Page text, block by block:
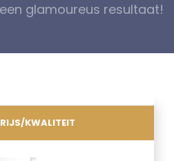
glamoureus resultaat!
KWALITEIT